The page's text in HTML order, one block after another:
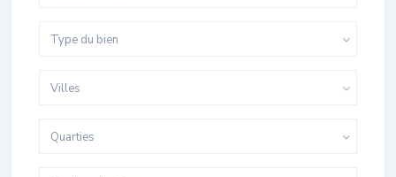
Type du bien
Villes
Quarties